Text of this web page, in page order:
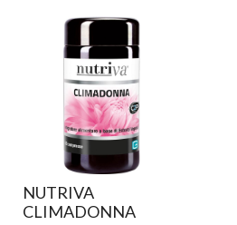
NUTRIVA
CLIMADONNA